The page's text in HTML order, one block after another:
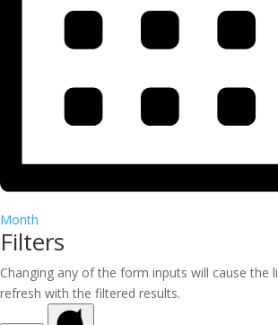
Month
Filters
Changing any of the form inputs will cause the
refresh with the filtered results.